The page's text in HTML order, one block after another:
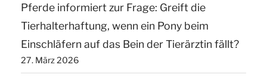
Pferde informiert zur Frage: Greift die
Tierhalterhaftung, wenn ein Pony beim
Einschläfern auf das Bein der Tierärztin fällt?
27. März 2026